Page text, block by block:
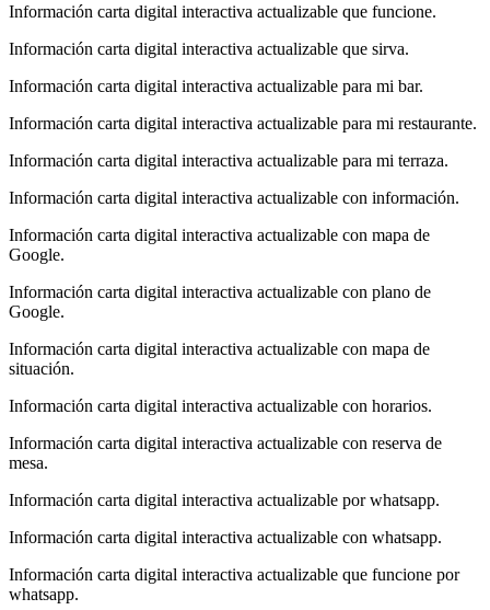
Información carta digital interactiva actualizable que funcione.
Información carta digital interactiva actualizable que sirva.
Información carta digital interactiva actualizable para mi bar.
Información carta digital interactiva actualizable para mi restaurante.
Información carta digital interactiva actualizable para mi terraza.
Información carta digital interactiva actualizable con información.
Información carta digital interactiva actualizable con mapa de
Google.
Información carta digital interactiva actualizable con plano de
Google.
Información carta digital interactiva actualizable con mapa de
situación.
Información carta digital interactiva actualizable con horarios.
Información carta digital interactiva actualizable con reserva de
mesa.
Información carta digital interactiva actualizable por whatsapp.
Información carta digital interactiva actualizable con whatsapp.
Información carta digital interactiva actualizable que funcione por
whatsapp.